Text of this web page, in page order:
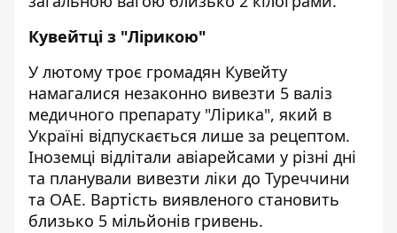
Кувейтці з "Лірикою"
У лютому троє громадян Кувейту
намагалися незаконно вивезти 5 валіз
медичного препарату "Лірика", який в
Україні відпускається лише за рецептом.
Іноземці відлітали авіарейсами у різні дні
та планували вивезти ліки до Туреччини
та ОАЕ. Вартість виявленого становить
близько 5 мільйонів гривень.